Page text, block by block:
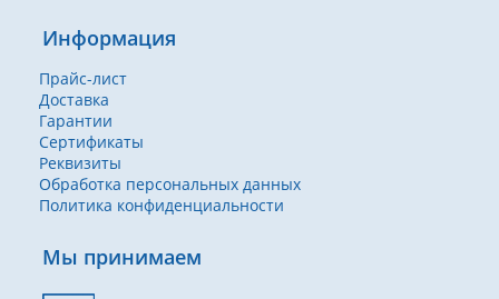
Информация
Прайс-лист
Доставка
Гарантии
Сертификаты
Реквизиты
Обработка персональных данных
Политика конфиденциальности
Мы принимаем